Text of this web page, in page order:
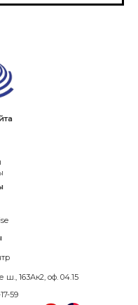
ш., 163Ак2, оф. 04.15
59